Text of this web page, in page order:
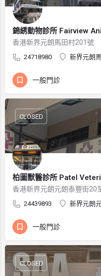
錦綉動物診所 Fairview
香港新界元朗馬田村201號
24718980 新界元朗
一般門診
柏圖獸醫診所 Patel
香港新界元朗元朗泰豐街20
24439893 新界元朗
CLOSED
一般門診
CLOSED